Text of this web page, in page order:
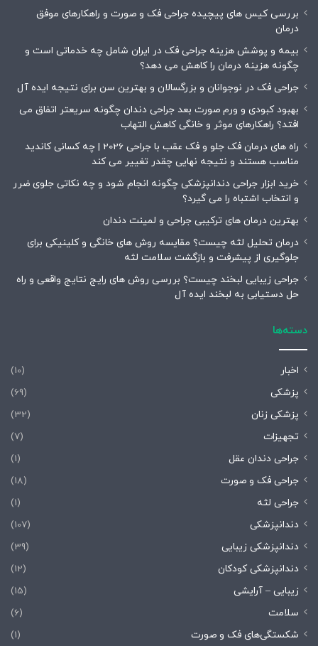
بررسی کیس های پیچیده جراحی فک و صورت و راهکارهای موفق
درمان
بیمه و پوشش هزینه جراحی فک در ایران شامل چه خدماتی است و
چگونه هزینه درمان را کاهش می دهد؟
جراحی فک در نوجوانان و بزرگسالان و بهترین سن برای نتیجه ایده آل
بهبود کبودی و ورم صورت بعد جراحی دندان چگونه سریعتر اتفاق می
افتد؟ راهکارهای موثر و خانگی کاهش التهاب
راه های درمان فک جلو و فک عقب با جراحی 2026 | چه کسانی کاندید
مناسب هستند و نتیجه نهایی چقدر تغییر می کند
خرید ابزار جراحی دندانپزشکی چگونه انجام شود و چه نکاتی جلوی ضرر
و انتخاب اشتباه را می گیرد؟
بهترین درمان های ترکیبی جراحی و لمینت دندان
درمان تحلیل لثه چیست؟ مقایسه روش های خانگی و کلینیکی برای
جلوگیری از پیشرفت و بازگشت سلامت لثه
جراحی زیبایی لبخند چیست؟ بررسی روش های رایج نتایج واقعی و راه
حل دستیابی به لبخند ایده آل
دسته‌ها
اخبار
(10)
پزشکی
(69)
پزشکی زنان
(32)
تجهیزات
(7)
جراحی دندان عقل
(1)
جراحی فک و صورت
(18)
جراحی لثه
(1)
دندانپزشکی
(107)
دندانپزشکی زیبایی
(39)
دندانپزشکی کودکان
(12)
زیبایی – آرایشی
(15)
سلامت
(6)
شکستگی‌های فک و صورت
(1)